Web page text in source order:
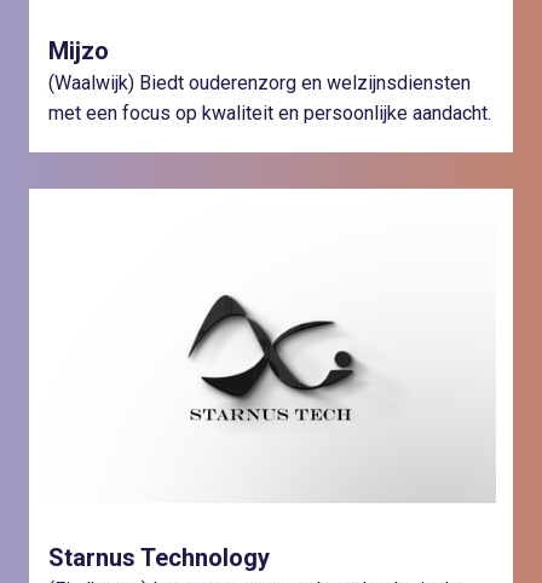
Mijzo
(Waalwijk) Biedt ouderenzorg en welzijnsdiensten
met een focus op kwaliteit en persoonlijke aandacht.
Starnus Technology